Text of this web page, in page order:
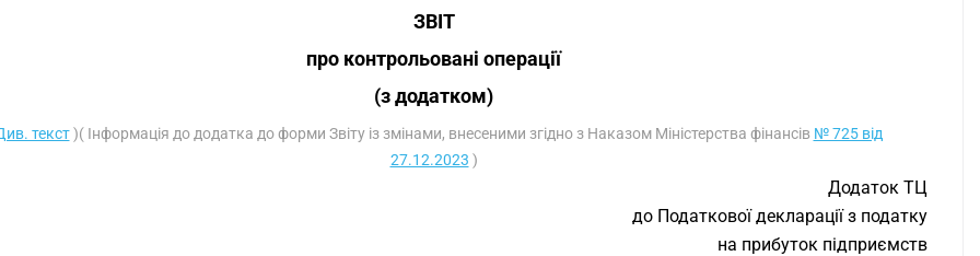
ЗВІТ
про контрольовані операції
(з додатком)
текст)( Інформація до додатка до форми Звіту із змінами, внесеними згідно з Наказом Міністерства фінансів № 725 від
27.12.2023 )
Додаток ТЦ
до Податкової декларації з податку
на прибуток підприємств